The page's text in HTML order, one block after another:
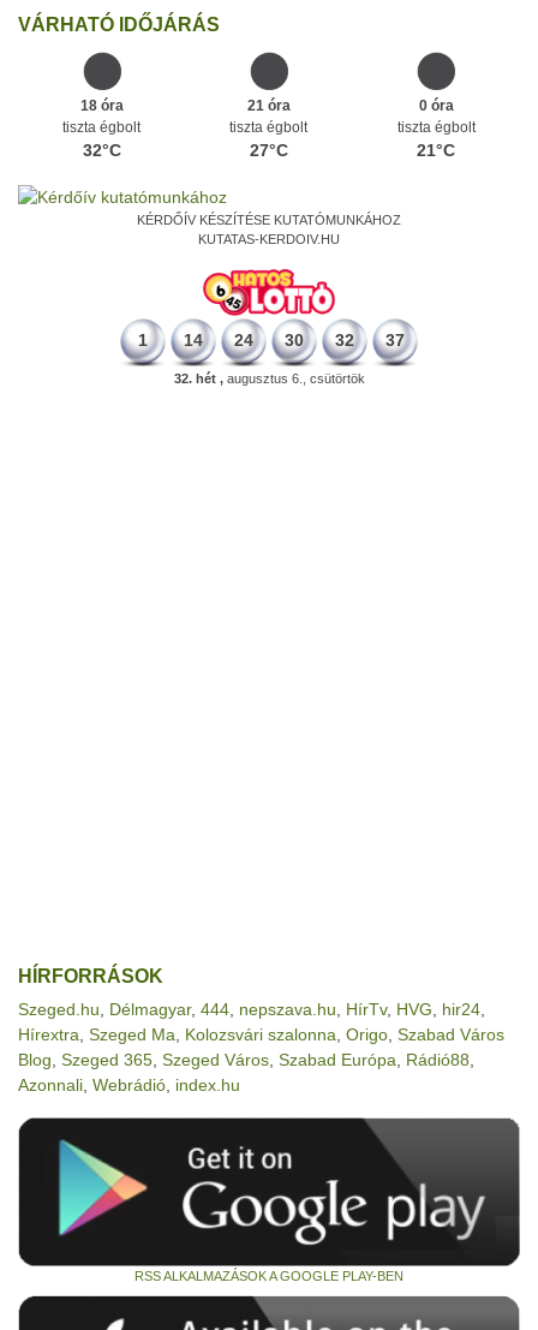
VÁRHATÓ IDŐJÁRÁS
18 óra
tiszta égbolt
32°C
21 óra
tiszta égbolt
27°C
0 óra
tiszta égbolt
21°C
KÉRDŐÍV KÉSZÍTÉSE KUTATÓMUNKÁHOZ
KUTATAS-KERDOIV.HU
1 14 24 30 32 37
32. hét ,augusztus 6., csütörtök
HÍRFORRÁSOK
Szeged.hu Délmagyar, 444 nepszava.hu HírTv, HVG hir24
Hírextra Szeged Ma Kolozsvári szalonna Origo Szabad Város
Blog Szeged 365 Szeged Város Szabad Európa Rádió88
Azonnali Webrádió index.hu
RSS ALKALMAZÁSOK A GOOGLE PLAY-BEN